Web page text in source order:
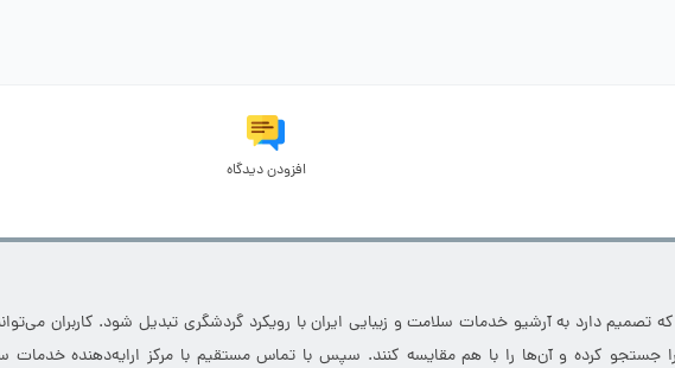
افزودن دیدگاه
دارد به آرشیو خدمات سلامت و زیبایی ایران با رویکرد گردشگری تبدیل شود. کاربران
جستجو کرده و آن‌ها را با هم مقایسه کنند. سپس با تماس مستقیم با مرکز ارایه‌دهنده خدمات